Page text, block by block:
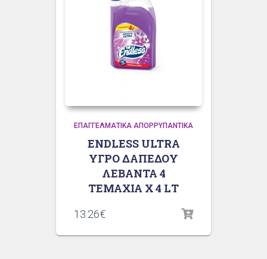
ΕΠΑΓΓΕΛΜΑΤΙΚΆ ΑΠΟΡΡΥΠΑΝΤΙΚΆ
ENDLESS ULTRA
ΥΓΡΟ ΔΑΠΕΔΟΥ
ΛΕΒΑΝΤΑ 4
ΤΕΜΑΧΙΑ Χ 4 LΤ
13.26€